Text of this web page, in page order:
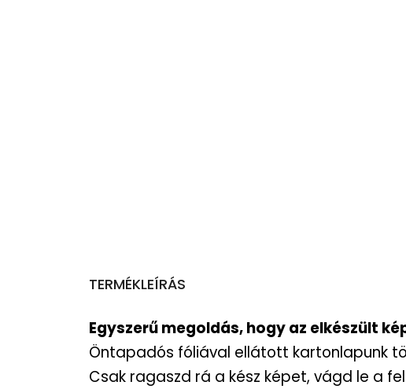
TERMÉKLEÍRÁS
Egyszerű megoldás, hogy az elkészült
Öntapadós fóliával ellátott kartonlapunk
Csak ragaszd rá a kész képet, vágd le a